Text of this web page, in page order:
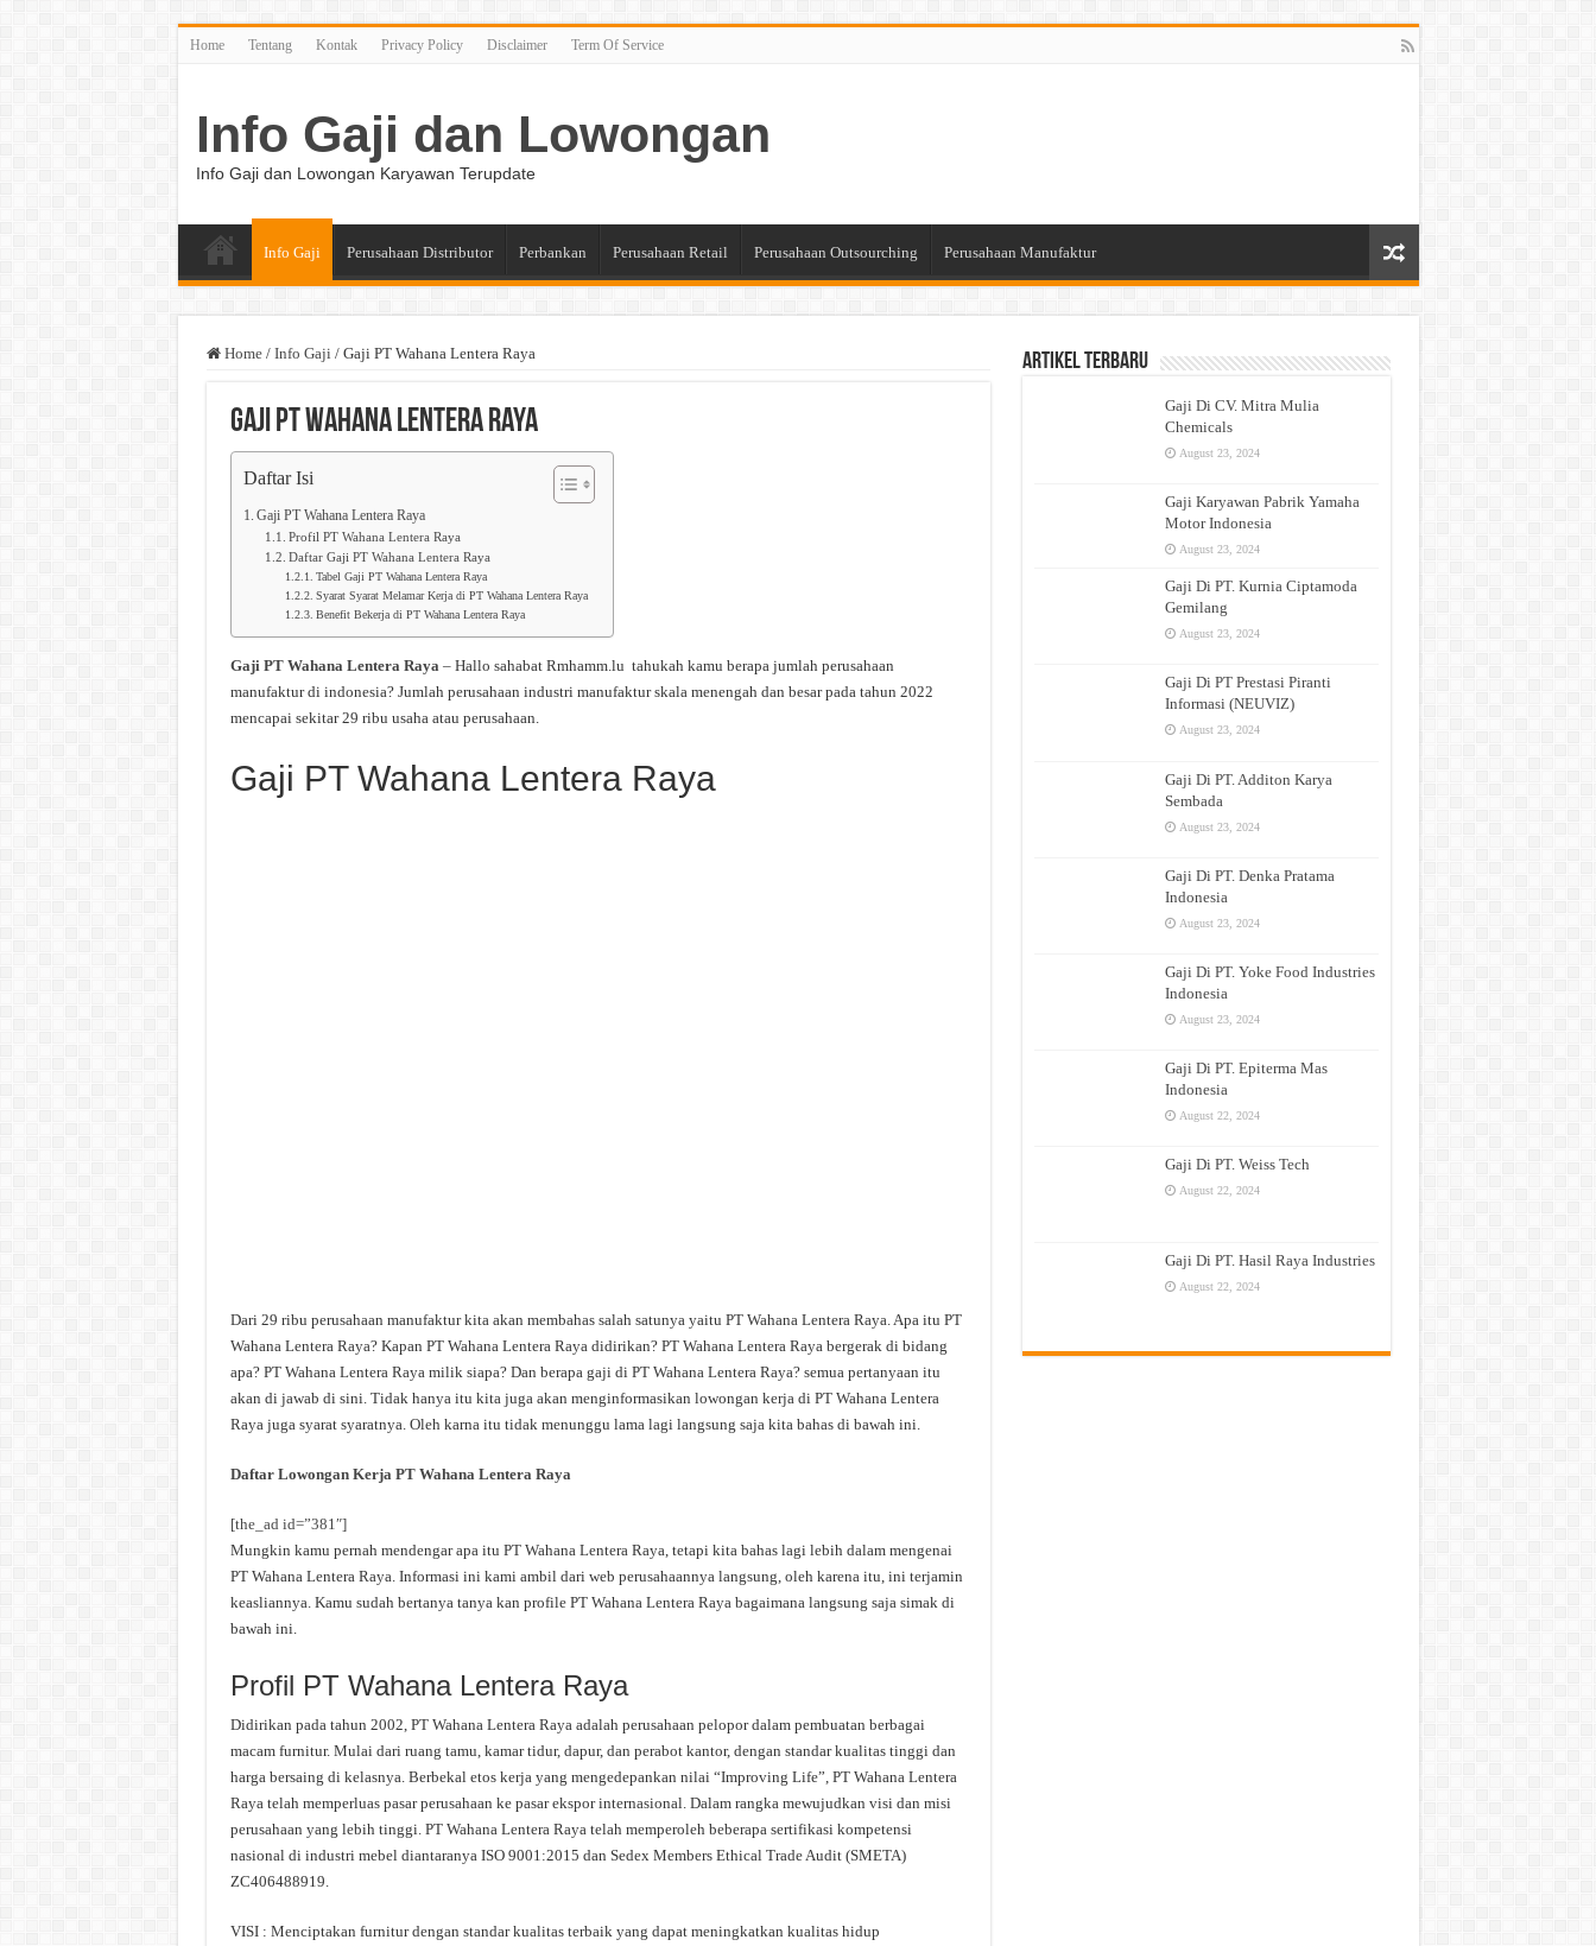
Home Tentang Kontak Privacy Policy Disclaimer Term Of Service
Info Gaji dan Lowongan
Info Gaji dan Lowongan Karyawan Terupdate
Info Gaji Perusahaan Distributor Perbankan Perusahaan Retail Perusahaan Outsourching Perusahaan Manufaktur
Home / Info Gaji / Gaji PT Wahana Lentera Raya
Gaji PT Wahana Lentera Raya
Daftar Isi
Gaji PT Wahana Lentera Raya
Profil PT Wahana Lentera Raya
Daftar Gaji PT Wahana Lentera Raya
Tabel Gaji PT Wahana Lentera Raya
Syarat Syarat Melamar Kerja di PT Wahana Lentera Raya
Benefit Bekerja di PT Wahana Lentera Raya
Gaji PT Wahana Lentera Raya– Hallo sahabat Rmhamm.lu tahukah kamu berapa jumlah perusahaan
manufaktur di indonesia? Jumlah perusahaan industri manufaktur skala menengah dan besar pada tahun 2022
mencapai sekitar 29 ribu usaha atau perusahaan.
Gaji PT Wahana Lentera Raya
Dari 29 ribu perusahaan manufaktur kita akan membahas salah satunya yaitu PT Wahana Lentera Raya. Apa itu PT
Wahana Lentera Raya? Kapan PT Wahana Lentera Raya didirikan? PT Wahana Lentera Raya bergerak di bidang
apa? PT Wahana Lentera Raya milik siapa? Dan berapa gaji di PT Wahana Lentera Raya? semua pertanyaan itu
akan di jawab di sini. Tidak hanya itu kita juga akan menginformasikan lowongan kerja di PT Wahana Lentera
Raya juga syarat syaratnya. Oleh karna itu tidak menunggu lama lagi langsung saja kita bahas di bawah ini.
Daftar Lowongan Kerja PT Wahana Lentera Raya
[the_ad id=”381″]
Mungkin kamu pernah mendengar apa itu PT Wahana Lentera Raya, tetapi kita bahas lagi lebih dalam mengenai
PT Wahana Lentera Raya. Informasi ini kami ambil dari web perusahaannya langsung, oleh karena itu, ini terjamin
keasliannya. Kamu sudah bertanya tanya kan profile PT Wahana Lentera Raya bagaimana langsung saja simak di
bawah ini.
Profil PT Wahana Lentera Raya
Didirikan pada tahun 2002, PT Wahana Lentera Raya adalah perusahaan pelopor dalam pembuatan berbagai
macam furnitur. Mulai dari ruang tamu, kamar tidur, dapur, dan perabot kantor, dengan standar kualitas tinggi dan
harga bersaing di kelasnya. Berbekal etos kerja yang mengedepankan nilai “Improving Life”, PT Wahana Lentera
Raya telah memperluas pasar perusahaan ke pasar ekspor internasional. Dalam rangka mewujudkan visi dan misi
perusahaan yang lebih tinggi. PT Wahana Lentera Raya telah memperoleh beberapa sertifikasi kompetensi
nasional di industri mebel diantaranya ISO 9001:2015 dan Sedex Members Ethical Trade Audit (SMETA)
ZC406488919.
VISI : Menciptakan furnitur dengan standar kualitas terbaik yang dapat meningkatkan kualitas hidup
Artikel Terbaru
Gaji Di CV. Mitra Mulia
Chemicals
August 23, 2024
Gaji Karyawan Pabrik Yamaha
Motor Indonesia
August 23, 2024
Gaji Di PT. Kurnia Ciptamoda
Gemilang
August 23, 2024
Gaji Di PT Prestasi Piranti
Informasi (NEUVIZ)
August 23, 2024
Gaji Di PT. Additon Karya
Sembada
August 23, 2024
Gaji Di PT. Denka Pratama
Indonesia
August 23, 2024
Gaji Di PT. Yoke Food Industries
Indonesia
August 23, 2024
Gaji Di PT. Epiterma Mas
Indonesia
August 22, 2024
Gaji Di PT. Weiss Tech
August 22, 2024
Gaji Di PT. Hasil Raya Industries
August 22, 2024